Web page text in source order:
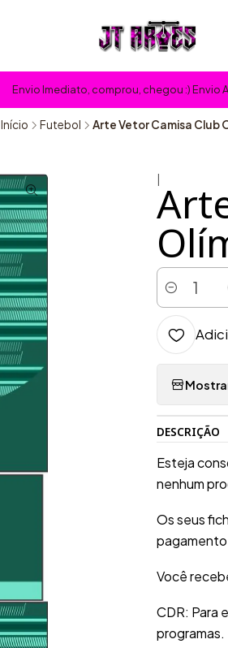
Envio Imediato, comprou, chegou :) Envio
Início Futebol Arte Vetor Camisa Club
Quantidade
DESCRIÇÃO
Esteja
nenhum
Os seus
Você
CDR: Para
programas.